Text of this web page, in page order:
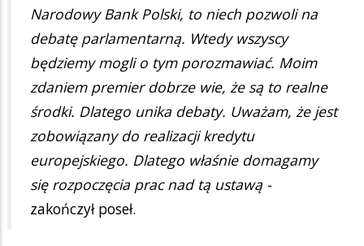
Narodowy Bank Polski, to niech pozwoli na
debatę parlamentarną. Wtedy wszyscy
będziemy mogli o tym porozmawiać. Moim
zdaniem premier dobrze wie, że są to realne
środki. Dlatego unika debaty. Uważam, że jest
zobowiązany do realizacji kredytu
europejskiego. Dlatego właśnie domagamy
się rozpoczęcia prac nad tą ustawą -
zakończył poseł.